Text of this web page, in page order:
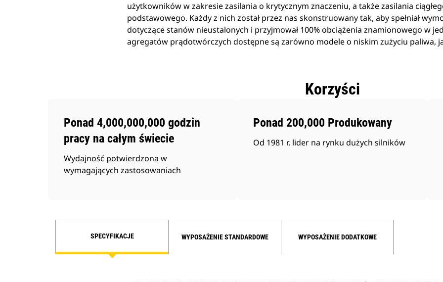
użytkowników w zakresie zasilania o krytycznym znaczeniu, a także zasilania
podstawowego. Każdy z nich został przez nas skonstruowany tak, aby spełniał
dotyczące stanów nieustalonych i przyjmował 100% obciążenia znamionowego w
agregatów prądotwórczych dostępne są zarówno modele o niskim zużyciu paliwa,
Korzyści
Ponad 4,000,000,000 godzin
pracy na całym świecie
Wydajność potwierdzona w
wymagających zastosowaniach
Ponad 200,000 Produkowany
Od 1981 r. lider na rynku dużych silników
SPECYFIKACJE WYPOSAŻENIE STANDARDOWE WYPOSAŻENIE DODATKOWE